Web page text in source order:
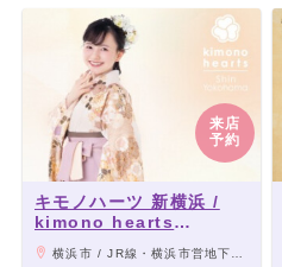
来店
予約
キモノハーツ 新横浜 /
kimono hearts
Shinyokohama
横浜市 / JR線・横浜市営地下鉄線の新横浜駅から徒歩3分。